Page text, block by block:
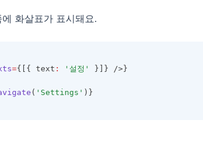
화살표가 표시돼요.
={[{ text : '설정'
}]} />}
( 'Settings' )}